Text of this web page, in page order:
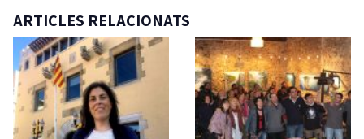
ARTICLES RELACIONATS